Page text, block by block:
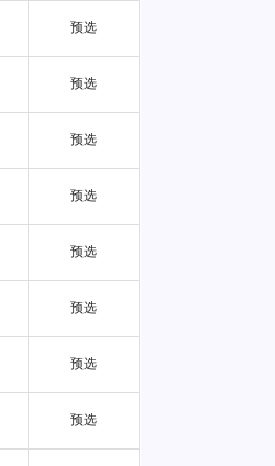
预选
预选
预选
预选
预选
预选
预选
预选